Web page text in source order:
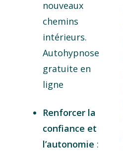
nouveaux
chemins
intérieurs.
Autohypnose
gratuite en
ligne
Renforcer la
confiance et
l’autonomie :